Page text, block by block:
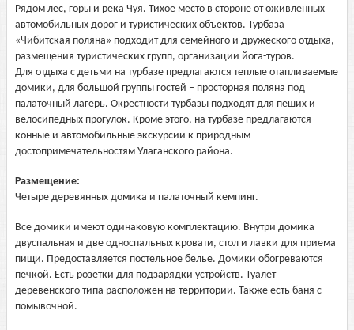
Рядом лес, горы и река Чуя. Тихое место в стороне от оживленных
автомобильных дорог и туристических объектов. Турбаза
«Чибитская поляна» подходит для семейного и дружеского отдыха,
размещения туристических групп, организации йога-туров.
Для отдыха с детьми на турбазе предлагаются теплые отапливаемые
домики, для большой группы гостей – просторная поляна под
палаточный лагерь. Окрестности турбазы подходят для пеших и
велосипедных прогулок. Кроме этого, на турбазе предлагаются
конные и автомобильные экскурсии к природным
достопримечательностям Улаганского района.
Размещение:
Четыре деревянных домика и палаточный кемпинг.
Все домики имеют одинаковую комплектацию. Внутри домика
двуспальная и две односпальных кровати, стол и лавки для приема
пищи. Предоставляется постельное белье. Домики обогреваются
печкой. Есть розетки для подзарядки устройств. Туалет
деревенского типа расположен на территории. Также есть баня с
помывочной.